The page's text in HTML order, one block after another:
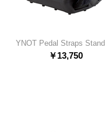
YNOT Pedal Straps
￥13,750